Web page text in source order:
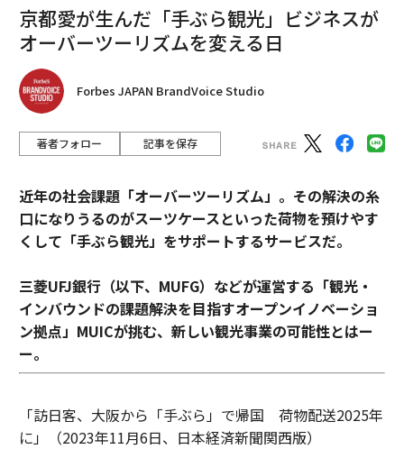
京都愛が生んだ「手ぶら観光」ビジネスが
オーバーツーリズムを変える日
Forbes JAPAN BrandVoice Studio
著者フォロー 記事を保存
近年の社会課題「オーバーツーリズム」。その解決の糸
口になりうるのがスーツケースといった荷物を預けやす
くして「手ぶら観光」をサポートするサービスだ。
三菱UFJ銀行（以下、MUFG）などが運営する「観光・
インバウンドの課題解決を目指すオープンイノベーショ
ン拠点」MUICが挑む、新しい観光事業の可能性とはー
ー。
「訪日客、大阪から「手ぶら」で帰国 荷物配送2025年
に」（2023年11月6日、日本経済新聞関西版）